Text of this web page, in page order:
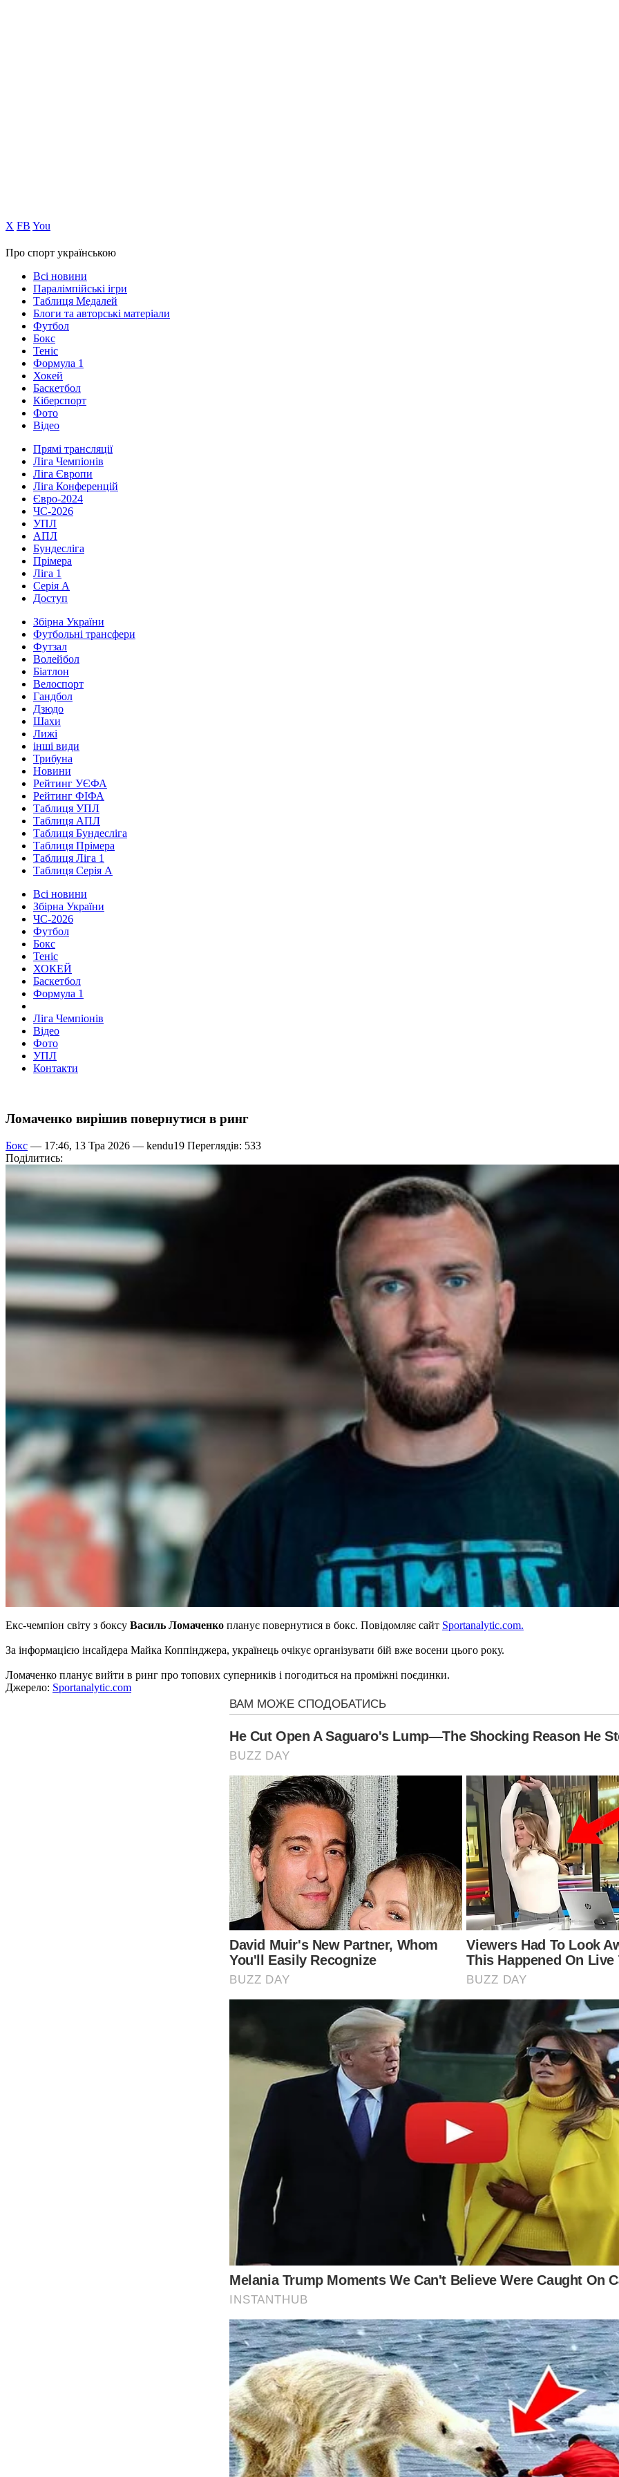
Х FB You
Про спорт українською
Всі новини
Паралімпійські ігри
Таблиця Медалей
Блоги та авторські матеріали
Футбол
Бокс
Теніс
Формула 1
Хокей
Баскетбол
Кіберспорт
Фото
Відео
Прямі трансляції
Ліга Чемпіонів
Ліга Європи
Ліга Конференцій
Євро-2024
ЧС-2026
УПЛ
АПЛ
Бундесліга
Прімера
Ліга 1
Серія А
Доступ
Збірна України
Футбольні трансфери
Футзал
Волейбол
Біатлон
Велоспорт
Гандбол
Дзюдо
Шахи
Лижі
інші види
Трибуна
Новини
Рейтинг УЄФА
Рейтинг ФІФА
Таблиця УПЛ
Таблиця АПЛ
Таблиця Бундесліга
Таблиця Прімера
Таблиця Ліга 1
Таблиця Серія А
Всі новини
Збірна України
ЧС-2026
Футбол
Бокс
Теніс
ХОКЕЙ
Баскетбол
Формула 1
Ліга Чемпіонів
Відео
Фото
УПЛ
Контакти
Ломаченко вирішив повернутися в ринг
Бокс — 17:46, 13 Тра 2026 — kendu19 Переглядів: 533
Поділитись:
Екс-чемпіон світу з боксу Василь Ломаченко планує повернутися в бокс. Повідомляє сайт Sportanalytic.com.
За інформацією інсайдера Майка Коппінджера, українець очікує організувати бій вже восени цього року.
Ломаченко планує вийти в ринг про топових суперників і погодиться на проміжні поєдинки.
Джерело: Sportanalytic.com